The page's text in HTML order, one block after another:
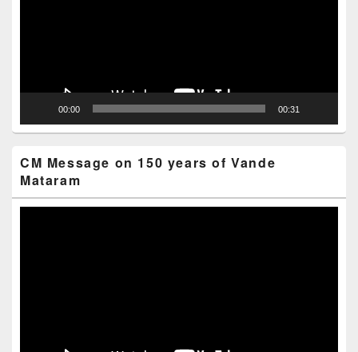
00:00 00:31
CM Message on 150 years of Vande
Mataram